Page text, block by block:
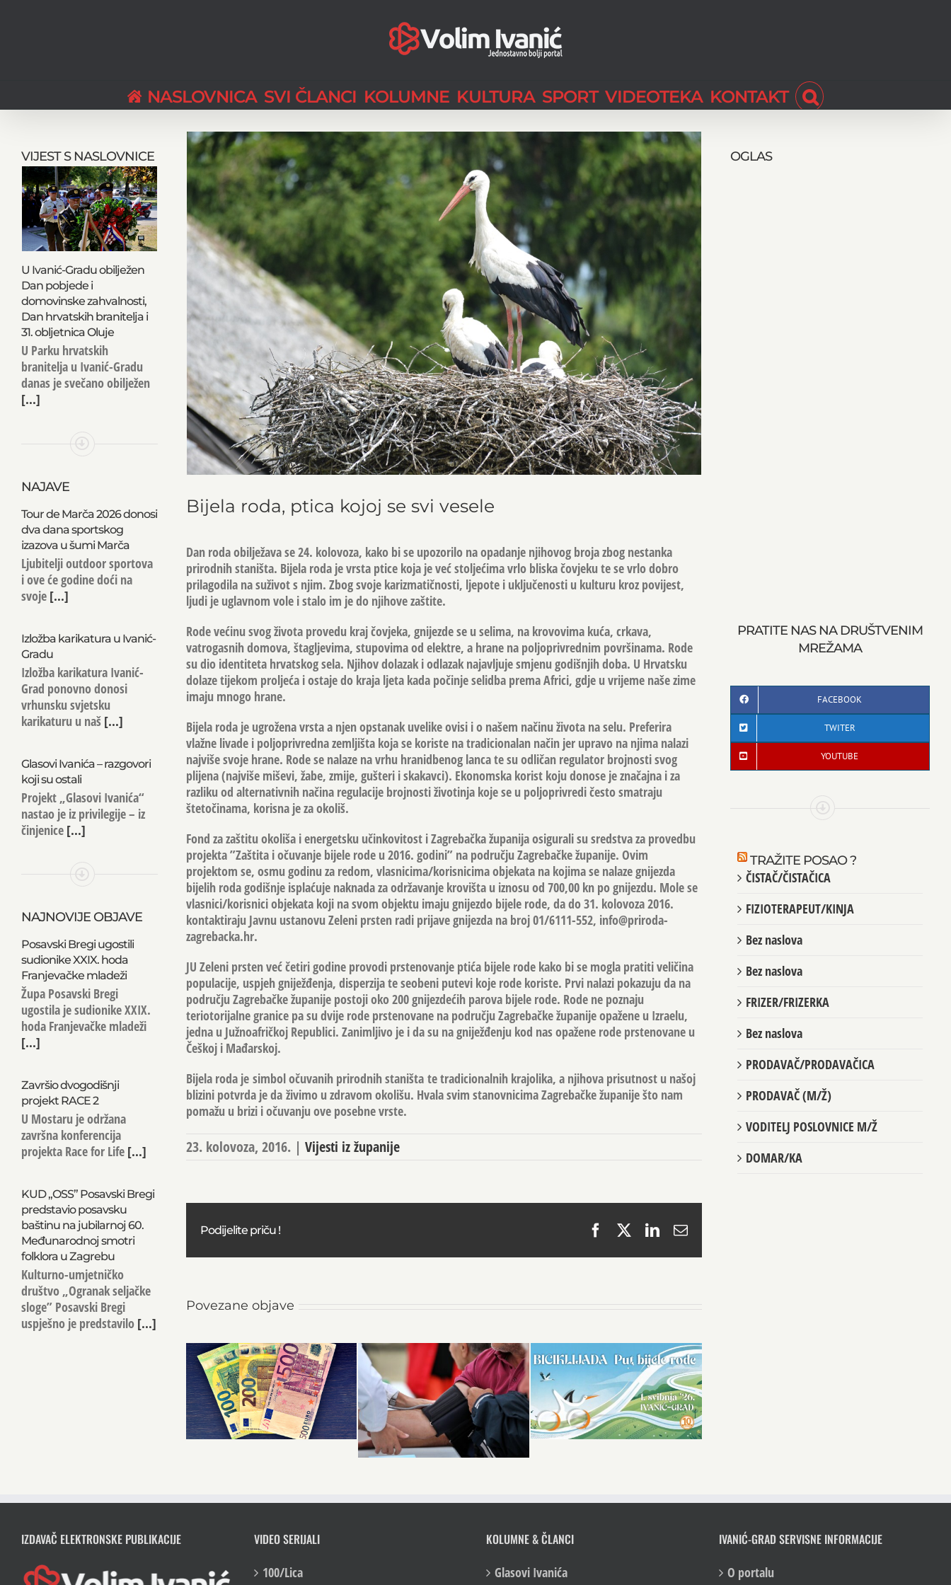
NASLOVNICA SVI ČLANCI KOLUMNE KULTURA SPORT VIDEOTEKA KONTAKT
View
Larger
Image
Bijela roda, ptica kojoj se svi vesele
Dan roda obilježava se 24. kolovoza, kako bi se upozorilo na opadanje njihovog broja zbog nestanka
prirodnih staništa. Bijela roda je vrsta ptice koja je već stoljećima vrlo bliska čovjeku te se vrlo dobro
prilagodila na suživot s njim. Zbog svoje karizmatičnosti, ljepote i uključenosti u kulturu kroz povijest,
ljudi je uglavnom vole i stalo im je do njihove zaštite.
Rode većinu svog života provedu kraj čovjeka, gnijezde se u selima, na krovovima kuća, crkava,
vatrogasnih domova, štagljevima, stupovima od elektre, a hrane na poljoprivrednim površinama. Rode
su dio identiteta hrvatskog sela. Njihov dolazak i odlazak najavljuje smjenu godišnjih doba. U Hrvatsku
dolaze tijekom proljeća i ostaje do kraja ljeta kada počinje selidba prema Africi, gdje u vrijeme naše zime
imaju mnogo hrane.
Bijela roda je ugrožena vrsta a njen opstanak uvelike ovisi i o našem načinu života na selu. Preferira
vlažne livade i poljoprivredna zemljišta koja se koriste na tradicionalan način jer upravo na njima nalazi
najviše svoje hrane. Rode se nalaze na vrhu hranidbenog lanca te su odličan regulator brojnosti svog
plijena (najviše miševi, žabe, zmije, gušteri i skakavci). Ekonomska korist koju donose je značajna i za
razliku od alternativnih načina regulacije brojnosti životinja koje se u poljoprivredi često smatraju
štetočinama, korisna je za okoliš.
Fond za zaštitu okoliša i energetsku učinkovitost i Zagrebačka županija osigurali su sredstva za provedbu
projekta ”Zaštita i očuvanje bijele rode u 2016. godini” na području Zagrebačke županije. Ovim
projektom se, osmu godinu za redom, vlasnicima/korisnicima objekata na kojima se nalaze gnijezda
bijelih roda godišnje isplaćuje naknada za održavanje krovišta u iznosu od 700,00 kn po gnijezdu. Mole se
vlasnici/korisnici objekata koji na svom objektu imaju gnijezdo bijele rode, da do 31. kolovoza 2016.
kontaktiraju Javnu ustanovu Zeleni prsten radi prijave gnijezda na broj 01/6111-552, info@priroda-
zagrebacka.hr.
JU Zeleni prsten već četiri godine provodi prstenovanje ptića bijele rode kako bi se mogla pratiti veličina
populacije, uspjeh gniježđenja, disperzija te seobeni putevi koje rode koriste. Prvi nalazi pokazuju da na
području Zagrebačke županije postoji oko 200 gnijezdećih parova bijele rode. Rode ne poznaju
teriotorijalne granice pa su dvije rode prstenovane na području Zagrebačke županije opažene u Izraelu,
jedna u Južnoafričkoj Republici. Zanimljivo je i da su na gniježđenju kod nas opažene rode prstenovane u
Češkoj i Mađarskoj.
Bijela roda je simbol očuvanih prirodnih staništa te tradicionalnih krajolika, a njihova prisutnost u našoj
blizini potvrda je da živimo u zdravom okolišu. Hvala svim stanovnicima Zagrebačke županije što nam
pomažu u brizi i očuvanju ove posebne vrste.
23. kolovoza, 2016. | Vijesti iz županije
Podijelite priču ! Facebook
X LinkedIn
Email
Povezane objave
VIJEST S NASLOVNICE
U Ivanić-Gradu obilježen
Dan pobjede i
domovinske zahvalnosti,
Dan hrvatskih branitelja i
31. obljetnica Oluje
U Parku hrvatskih
branitelja u Ivanić-Gradu
danas je svečano obilježen
[...]
NAJAVE
Tour de Marča 2026 donosi
dva dana sportskog
izazova u šumi Marča
Ljubitelji outdoor sportova
i ove će godine doći na
svoje[...]
Izložba karikatura u Ivanić-
Gradu
Izložba karikatura Ivanić-
Grad ponovno donosi
vrhunsku svjetsku
karikaturu u naš[...]
Glasovi Ivanića – razgovori
koji su ostali
Projekt „Glasovi Ivanića“
nastao je iz privilegije – iz
činjenice[...]
NAJNOVIJE OBJAVE
Posavski Bregi ugostili
sudionike XXIX. hoda
Franjevačke mladeži
Župa Posavski Bregi
ugostila je sudionike XXIX.
hoda Franjevačke mladeži
[...]
Završio dvogodišnji
projekt RACE 2
U Mostaru je održana
završna konferencija
projekta Race for Life[...]
KUD „OSS” Posavski Bregi
predstavio posavsku
baštinu na jubilarnoj 60.
Međunarodnoj smotri
folklora u Zagrebu
Kulturno-umjetničko
društvo „Ogranak seljačke
sloge” Posavski Bregi
uspješno je predstavilo[...]
OGLAS
PRATITE NAS NA DRUŠTVENIM
MREŽAMA
FACEBOOK
TWITER
YOUTUBE
TRAŽITE POSAO ?
ČISTAČ/ČISTAČICA
FIZIOTERAPEUT/KINJA
Bez naslova
Bez naslova
FRIZER/FRIZERKA
Bez naslova
PRODAVAČ/PRODAVAČICA
PRODAVAČ (M/Ž)
VODITELJ POSLOVNICE M/Ž
DOMAR/KA
IZDAVAČ ELEKTRONSKE PUBLIKACIJE
VIDEO SERIJALI
100/Lica
KOLUMNE & ČLANCI
Glasovi Ivanića
IVANIĆ-GRAD SERVISNE INFORMACIJE
O portalu